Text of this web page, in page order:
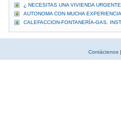
¿ NECESITAS UNA VIVIENDA
AUTONOMA CON MUCHA EXPERIENCIA
CALEFACCION-FONTANERÍA-GAS.
Contáctenos